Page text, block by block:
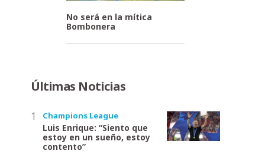
No será en la mítica
Bombonera
Últimas Noticias
Champions League
Luis Enrique: “Siento que
estoy en un sueño, estoy
contento”